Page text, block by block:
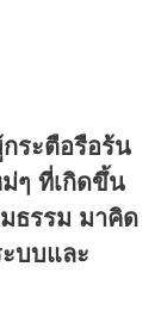
ระตือรือร้น
ๆ ที่เกิดขึ้น
ธรรม มาคิด
บบและ